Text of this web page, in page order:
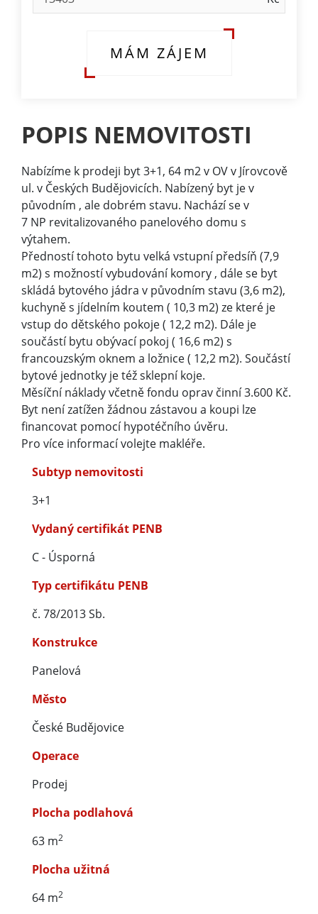
MÁM ZÁJEM
POPIS NEMOVITOSTI
Nabízíme k prodeji byt 3+1, 64 m2 v OV v Jírovcově
ul. v Českých Budějovicích. Nabízený byt je v
původním , ale dobrém stavu. Nachází se v
7 NP revitalizovaného panelového domu s
výtahem.
Předností tohoto bytu velká vstupní předsíň (7,9
m2) s možností vybudování komory , dále se byt
skládá bytového jádra v původním stavu (3,6 m2),
kuchyně s jídelním koutem ( 10,3 m2) ze které je
vstup do dětského pokoje ( 12,2 m2). Dále je
součástí bytu obývací pokoj ( 16,6 m2) s
francouzským oknem a ložnice ( 12,2 m2). Součástí
bytové jednotky je též sklepní koje.
Měsíční náklady včetně fondu oprav činní 3.600 Kč.
Byt není zatížen žádnou zástavou a koupi lze
financovat pomocí hypotéčního úvěru.
Pro více informací volejte makléře.
Subtyp nemovitosti
3+1
Vydaný certifikát PENB
C - Úsporná
Typ certifikátu PENB
č. 78/2013 Sb.
Konstrukce
Panelová
Město
České Budějovice
Operace
Prodej
Plocha podlahová
63 m2
Plocha užitná
64 m2